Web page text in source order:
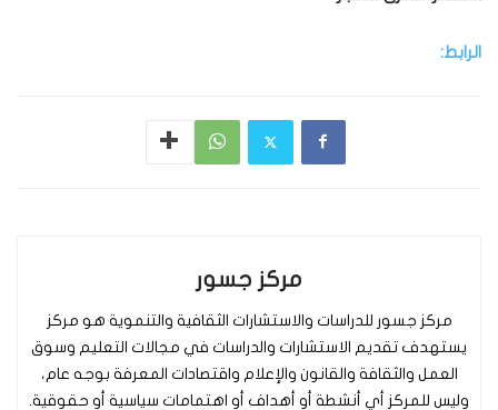
الرابط:
مركز جسور
مركز جسور للدراسات والاستشارات الثقافية والتنموية هو مركز
يستهدف تقديم الاستشارات والدراسات في مجالات التعليم وسوق
العمل والثقافة والقانون والإعلام واقتصادات المعرفة بوجه عام،
وليس للمركز أي أنشطة أو أهداف أو اهتمامات سياسية أو حقوقية.